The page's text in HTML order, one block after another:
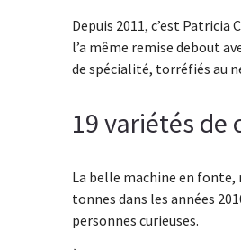
Depuis 2011, c’est
l’a même remise debout
de spécialité, torréfiés au
19 variétés de
La belle machine en fonte,
tonnes dans les années
personnes curieuses.